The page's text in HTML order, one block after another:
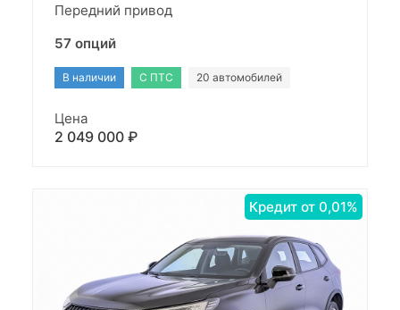
Передний привод
57 опций
В наличии С ПТС 20 автомобилей
Цена
2 049 000 ₽
Кредит от 0,01%